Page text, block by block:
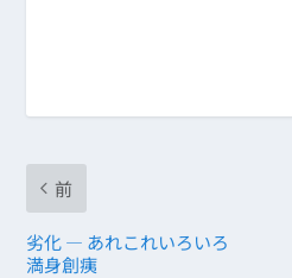
前
劣化 ― あれこれいろいろ
満身創痍